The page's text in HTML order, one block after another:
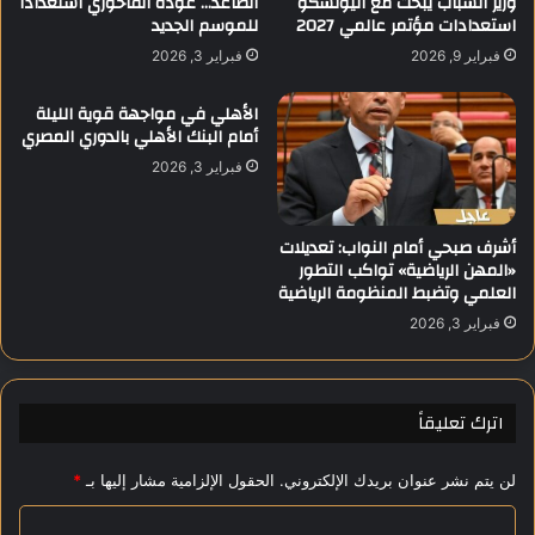
ع
ا
ن
م
ع
ش
ر
ك
ة
"
أ
د
س
ل
ي
ل
ل
ي
ة
ط
ب
ا
ل
أ
س
ن
م
استعدادات مؤتمر عالمي 2027
فبراير 9, 2026
للموسم الجديد
فبراير 3, 2026
أشرف صبحي أمام النواب: تعديلات
«المهن الرياضية» تواكب التطور
العلمي وتضبط المنظومة الرياضية
فبراير 3, 2026
الأهلي في مواجهة قوية الليلة
أمام البنك الأهلي بالدوري المصري
فبراير 3, 2026
اترك تعليقاً
لن يتم نشر عنوان بريدك الإلكتروني. الحقول الإلزامية مشار إليها بـ *